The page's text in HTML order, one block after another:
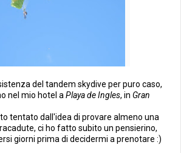
del tandem skydive per puro caso,
nel mio hotel aPlaya de Ingles, in Gran
tentato dall'idea di provare almeno una
ci ho fatto subito un pensierino,
giorni prima di decidermi a prenotare :)